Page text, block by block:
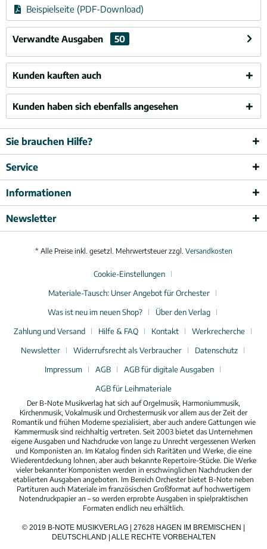
Beispielseite (PDF-Download)
Verwandte Ausgaben 50
Kunden kauften auch
Kunden haben sich ebenfalls angesehen
Sie brauchen Hilfe?
Service
Informationen
Newsletter
* Alle Preise inkl. gesetzl. Mehrwertsteuer zzgl. Versandkosten
Cookie-Einstellungen
Materiale-Tausch: Unser Angebot für Orchester
Was ist neu im neuen Shop?
Über den Verlag
Zahlung und Versand
Hilfe & FAQ Kontakt
Werkrecherche
Newsletter
Widerrufsrecht als Verbraucher
Datenschutz
Impressum
AGB
AGB für digitale Ausgaben
AGB für Leihmateriale
Der B-Note Musikverlag hat sich auf Orgelmusik, Harmoniummusik,
Kirchenmusik, Vokalmusik und Orchestermusik vor allem aus der Zeit der
Romantik und frühen Moderne spezialisiert, aber auch andere Gattungen wie
Kammermusik sind reichhaltig vertreten. Seit 2003 bietet das Unternehmen
eigene Ausgaben und Nachdrucke von lange zu Unrecht vergessenen Werken
und Komponisten an. Im Katalog finden sich Raritäten und Werke, die eine
Wiederentdeckung lohnen, aber auch bekannte Repertoire-Stücke. Die Werke
vieler bekannter Komponisten werden in erschwinglichen Nachdrucken der
etablierten Ausgaben angeboten. Im Bereich Orchester bietet B-Note neben
Partituren auch Materiale im französischen Großformat auf hochwertigem
Notendruckpapier an – so werden erprobte Ausgaben in spielpraktischen
Formaten endlich neu erhältlich.
© 2019 B-NOTE MUSIKVERLAG | 27628 HAGEN IM BREMISCHEN |
DEUTSCHLAND | ALLE RECHTE VORBEHALTEN